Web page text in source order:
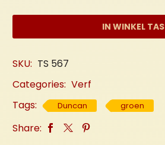
IN WINKEL TAS
SKU: TS 567
Categories: Verf
Tags:
Duncan groen
Share: